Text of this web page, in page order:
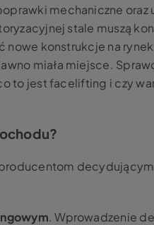
mechaniczne oraz
stale muszą
nowe konstrukcje na
miała miejsce.
to jestfacelifting i czy
. Wprowadzenie